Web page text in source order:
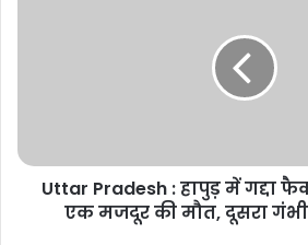
भीषण
Uttar Pradesh : हापुड़ में गद्दा
एक मजदूर की मौत, दूसरा